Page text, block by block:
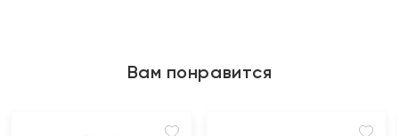
Вам понравится